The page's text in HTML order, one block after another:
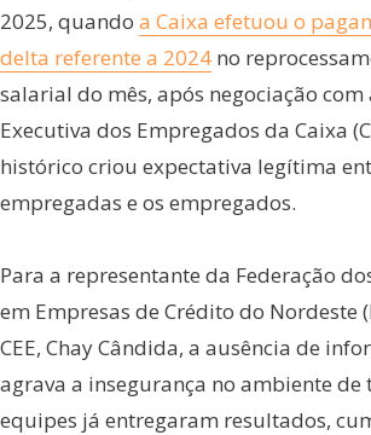
2025, quando a Caixa efetuou o
delta referente a 2024 no
salarial do mês, após negociação com
Executiva dos Empregados da Caixa
histórico criou expectativa legítima
empregadas e os empregados.
Para a representante da Federação
em Empresas de Crédito do Nordeste
CEE, Chay Cândida, a ausência de
agrava a insegurança no ambiente de
equipes já entregaram resultados,